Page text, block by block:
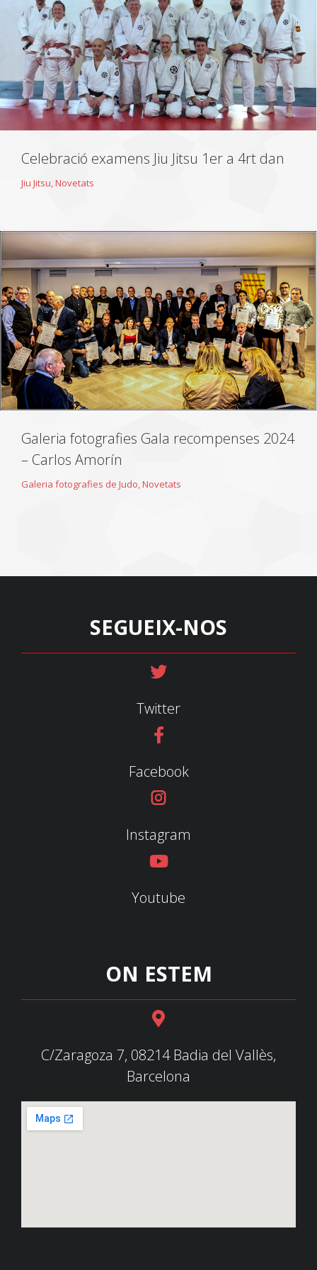
Celebració examens Jiu Jitsu 1er a 4rt dan
Jiu Jitsu,Novetats
Galeria fotografies Gala recompenses 2024
– Carlos Amorín
Galeria fotografies de Judo,Novetats
SEGUEIX-NOS
Twitter
Facebook
Instagram
Youtube
ON ESTEM
C/Zaragoza 7, 08214 Badia del Vallès,
Barcelona